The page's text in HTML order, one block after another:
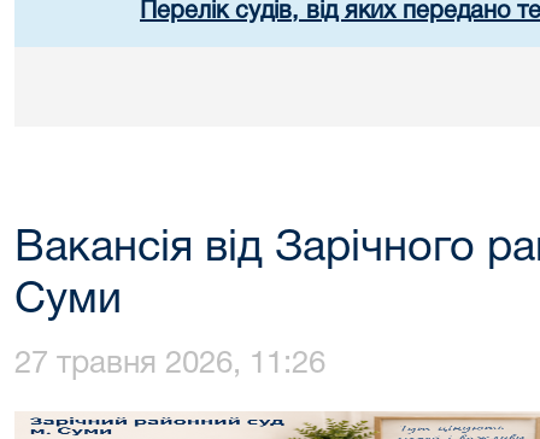
Перелік судів, від яких передано
Вакансія від Зарічного
Суми
27 травня 2026, 11:26